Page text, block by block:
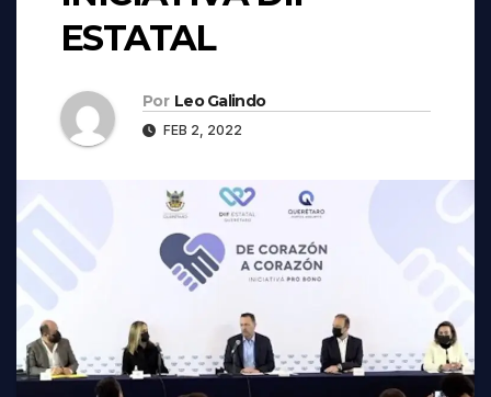
ESTATAL
Por Leo Galindo
FEB 2, 2022